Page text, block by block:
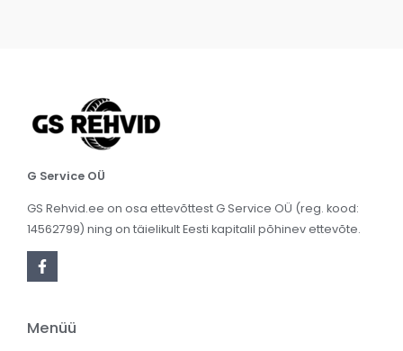
G Service OÜ
GS Rehvid.ee on osa ettevõttest G Service OÜ (reg. kood:
14562799) ning on täielikult Eesti kapitalil põhinev ettevõte.
Menüü